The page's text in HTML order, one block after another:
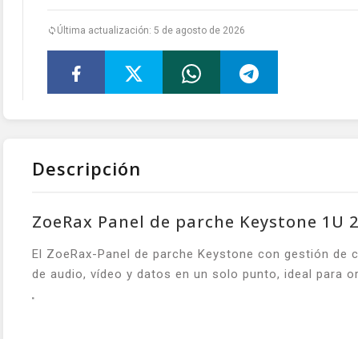
Última actualización: 5 de agosto de 2026
Descripción
ZoeRax Panel de parche Keystone 1U
El ZoeRax-Panel de parche Keystone con gestión
de audio, vídeo y datos en un solo punto, ideal para